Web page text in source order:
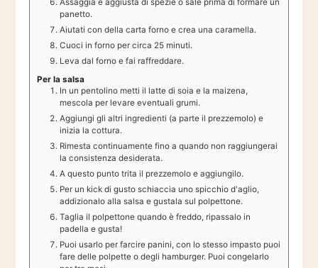
Assaggia e aggiusta di spezie o sale prima di formare un
panetto.
Aiutati con della carta forno e crea una caramella.
Cuoci in forno per circa 25 minuti.
Leva dal forno e fai raffreddare.
Per la salsa
In un pentolino metti il latte di soia e la maizena,
mescola per levare eventuali grumi.
Aggiungi gli altri ingredienti (a parte il prezzemolo) e
inizia la cottura.
Rimesta continuamente fino a quando non raggiungerai
la consistenza desiderata.
A questo punto trita il prezzemolo e aggiungilo.
Per un kick di gusto schiaccia uno spicchio d'aglio,
addizionalo alla salsa e gustala sul polpettone.
Taglia il polpettone quando è freddo, ripassalo in
padella e gusta!
Puoi usarlo per farcire panini, con lo stesso impasto puoi
fare delle polpette o degli hamburger. Puoi congelarlo